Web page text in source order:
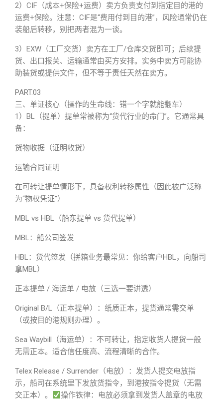
2）CIF（成本+保险+运费）卖方负责支付到指定目的港的
运费+保险。注意：CIF是“费用付到目的港”，风险通常仍在
装船后转移，别把两者混为一谈。
3）EXW（工厂交货）卖方在工厂/仓库交货即可；后续提
货、出口报关、运输通常由买方安排。实务中卖方可能协
助装货或提供文件，但不等于责任天然在卖方。
PART.03
三、单证核心（操作的生命线：错一个字就能翻车）
1）BL（提单）提单常被称为“货代行业的命门”。它通常具
备：
货物收据（证明收货）
运输合同证明
在可转让提单情形下，具备权利转移属性（因此被广泛称
为“物权凭证”）
MBL vs HBL（船东提单 vs 货代提单）
MBL：船公司签发
HBL：货代签发（拼箱业务最常见：你给客户HBL，向船司
拿MBL）
正本提单 / 海运单 / 电放（三选一要讲透）
Original B/L（正本提单）：纸质正本，提货通常需交单
（或按目的港规则办理）。
Sea Waybill（海运单）：不可转让，指定收货人提货一般
无需正本。适合信任度高、流程清晰的合作。
Telex Release / Surrender（电放）：发货人提交电放指
示，船司在系统里下发放货指令，到港按指令提货（无需
交正本）。
操作铁律：电放必须拿到发货人盖章的电放